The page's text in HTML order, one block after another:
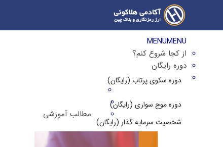
MENUMENU
از کجا شروع کنم؟
دوره رایگان
دوره سکوی پرتاب (رایگان)
دوره موج سواری (رایگان)
شخصیت سرمایه گذار (رایگان)
مطالب آموزشی